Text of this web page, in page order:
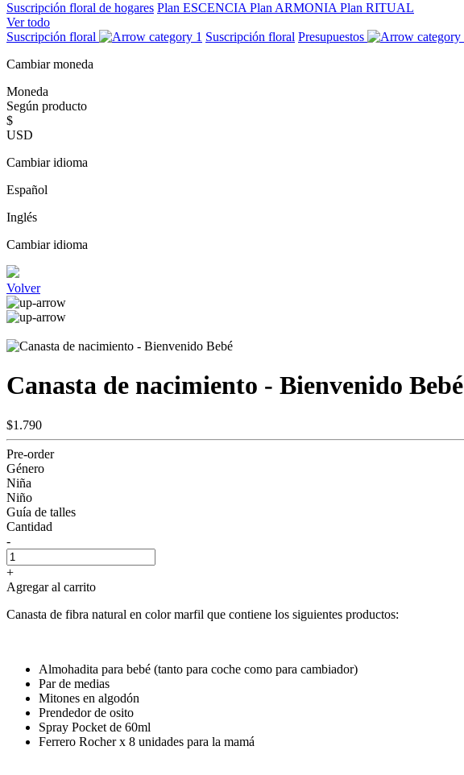
Suscripción floral de hogares Plan ESCENCIA Plan ARMONIA Plan RITUAL
Ver todo
Suscripción floral
Suscripción floral Presupuestos
Cambiar moneda
Moneda
Según producto
$
USD
Cambiar idioma
Español
Inglés
Cambiar idioma
Volver
Canasta de nacimiento - Bienvenido Bebé
$1.790
Pre-order
Género
Niña
Niño
Guía de talles
Cantidad
-
+
Agregar al carrito
Canasta de fibra natural en color marfil que contiene los siguientes productos:
Almohadita para bebé (tanto para coche como para cambiador)
Par de medias
Mitones en algodón
Prendedor de osito
Spray Pocket de 60ml
Ferrero Rocher x 8 unidades para la mamá